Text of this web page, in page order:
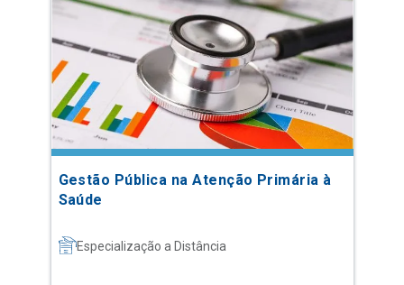
Gestão Pública na Atenção Primária à
Saúde
Especialização a Distância